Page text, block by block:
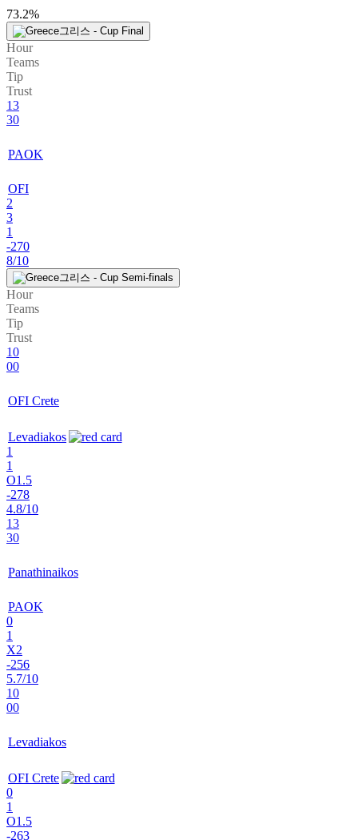
73.2%
그리스 - Cup Final
Hour
Teams
Tip
Trust
13
30
PAOK
OFI
2
3
1
-270
8/10
그리스 - Cup Semi-finals
Hour
Teams
Tip
Trust
10
00
OFI Crete
Levadiakos
1
1
O1.5
-278
4.8/10
13
30
Panathinaikos
PAOK
0
1
X2
-256
5.7/10
10
00
Levadiakos
OFI Crete
0
1
O1.5
-263